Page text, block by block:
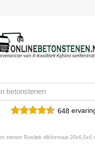
648
stenen Rustiek dikformaat 20x6,5x6